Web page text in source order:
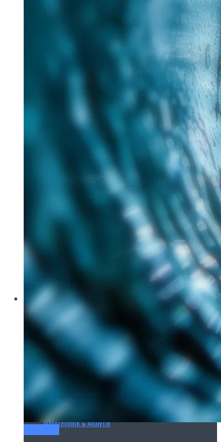
Im Rahmen des Messe-Mottos „Lösungen für eine
verantwortungsvolle Zukunft“ hat Tracto auf der IFAT
nachhaltige Verfahren für die zukunftsorientierte
Aquatech Amsterdam
Brau Beviale
Hannover Messe
IFAT
E‑Mag
Wasseraufbereitung
Wasserbehandlung
Wasserinfrastruktur
Anlagen & Komponenten
Messtechnik & Analytik